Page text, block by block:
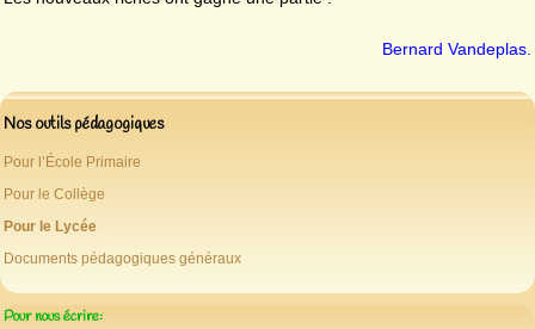
Bernard Vandeplas.
Nos outils pédagogiques
Pour l’École Primaire
Pour le Collège
Pour le Lycée
Documents pédagogiques généraux
Pour nous écrire: